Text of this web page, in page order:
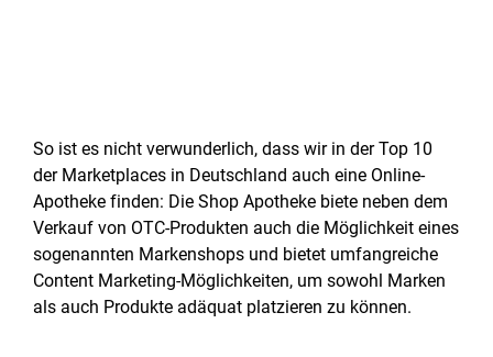
So ist es nicht verwunderlich, dass wir in der Top 10
der Marketplaces in Deutschland auch eine Online-
Apotheke finden: Die Shop Apotheke biete neben dem
Verkauf von OTC-Produkten auch die Möglichkeit eines
sogenannten Markenshops und bietet umfangreiche
Content Marketing-Möglichkeiten, um sowohl Marken
als auch Produkte adäquat platzieren zu können.